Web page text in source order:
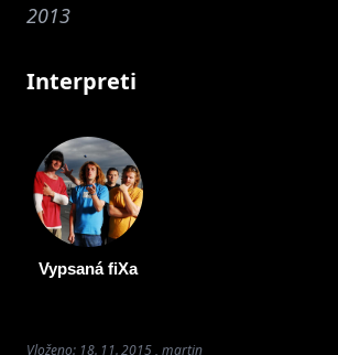
2013
Interpreti
Vypsaná fiXa
Vloženo: 18. 11. 2015 , martin